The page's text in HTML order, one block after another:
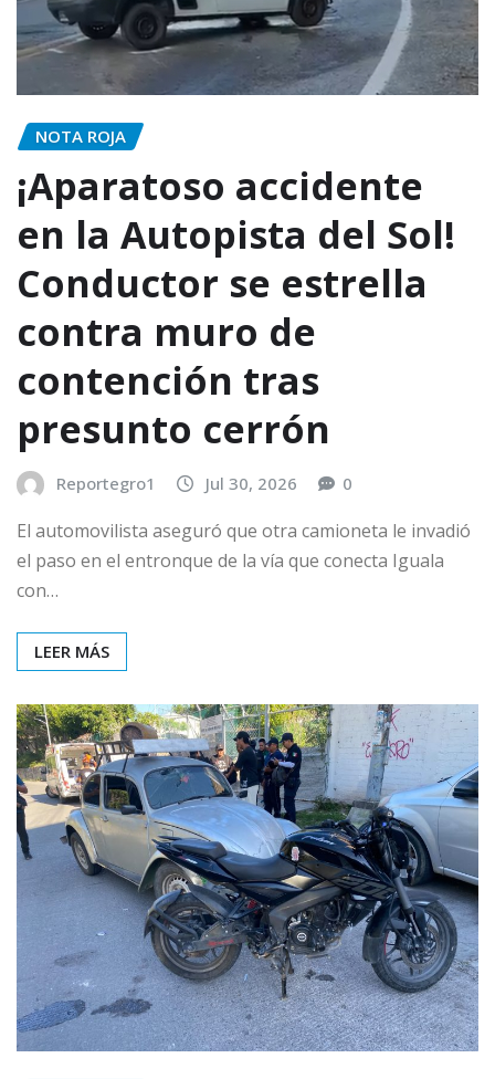
NOTA ROJA
¡Aparatoso accidente
en la Autopista del Sol!
Conductor se estrella
contra muro de
contención tras
presunto cerrón
Reportegro1 Jul 30, 2026 0
El automovilista aseguró que otra camioneta le invadió
el paso en el entronque de la vía que conecta Iguala
con…
LEER MÁS